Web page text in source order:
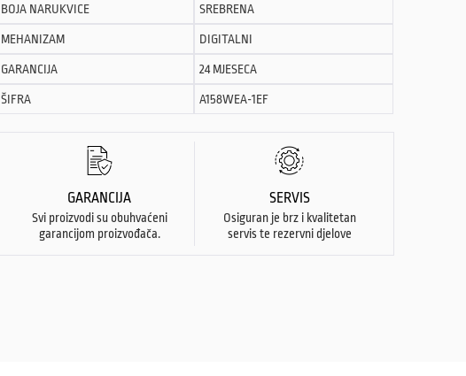
BOJA NARUKVICE SREBRENA
MEHANIZAM DIGITALNI
GARANCIJA 24 MJESECA
ŠIFRA A158WEA-1EF
GARANCIJA
Svi proizvodi su obuhvaćeni
garancijom proizvođača.
SERVIS
Osiguran je brz i kvalitetan
servis te rezervni djelove